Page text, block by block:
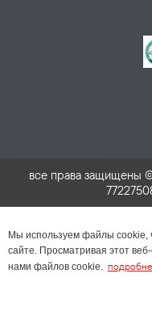
все права защищены
Мы используем файлы cookie,
сайте. Просматривая этот
нами файлов cookie.